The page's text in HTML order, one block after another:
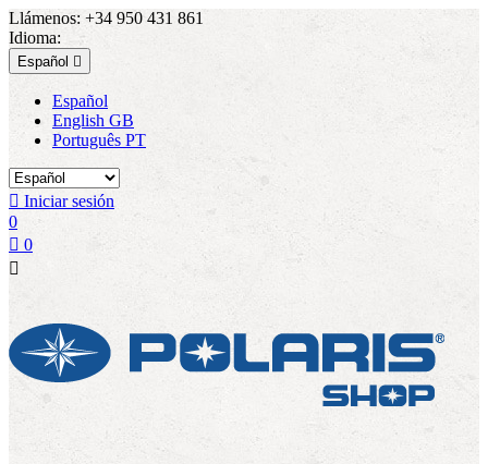
Llámenos: +34 950 431 861
Idioma:
Español 
Español
English GB
Português PT
 Iniciar sesión
0
 0
